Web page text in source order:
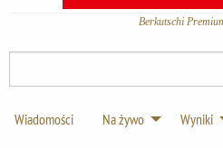
Berkutschi
Wiadomości Na żywo Wyniki